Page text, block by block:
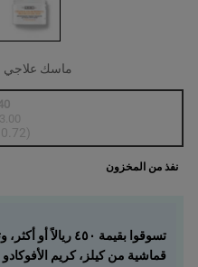
ماسك علاجي
g
(0.72 ﷼ / g)
نفذ من المخزون
تسوقوا بقيمة ٤٥٠